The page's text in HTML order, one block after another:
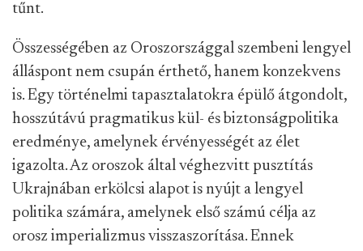
tűnt.
Összességében az Oroszországgal szembeni lengyel
álláspont nem csupán érthető, hanem konzekvens
is. Egy történelmi tapasztalatokra épülő átgondolt,
hosszútávú pragmatikus kül- és biztonságpolitika
eredménye, amelynek érvényességét az élet
igazolta. Az oroszok által véghezvitt pusztítás
Ukrajnában erkölcsi alapot is nyújt a lengyel
politika számára, amelynek első számú célja az
orosz imperializmus visszaszorítása. Ennek